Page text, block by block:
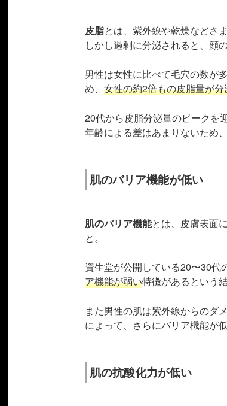
皮脂とは、紫外線や乾燥などさ
しかし過剰に分泌されると、顔
男性は女性に比べて毛穴の数が
め、 女性の約2倍もの皮脂量が分
20代から皮脂分泌量のピークを
年齢による差はあまりないため
肌のバリア機能が低い
肌のバリア機能とは、皮膚表面
と。
資生堂が公開している20〜30代
ア機能が弱い特徴があるという
また男性の肌は紫外線からのダ
によって、さらにバリア機能が
肌の抗酸化力が低い